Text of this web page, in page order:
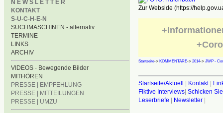
N E W S L E T T E R
KONTAKT
S-U-C-H-E-N
SUCHMASCHINEN - alternativ
TERMINE
LINKS
ARCHIV
VIDEOS - Bewegende Bilder
MITHÖREN
PRESSE | EMPFEHLUNG
PRESSE | MITTEILUNGEN
PRESSE | UMZU
Zur Webside (https://
Startseite-> KOMMENTARE-> 2014-> JWP -
Startseite/Aktuell Kontakt|
Fiktive Interviews| Schicken
Leserbriefe
Newsletter|